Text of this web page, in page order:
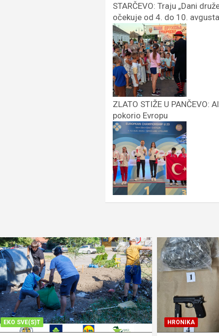
STARČEVO: Traju „Dani
očekuje od 4. do 10. avgusta
ZLATO STIŽE U PANČEVO:
pokorio Evropu
EKO SVE(S)T HRONIKA